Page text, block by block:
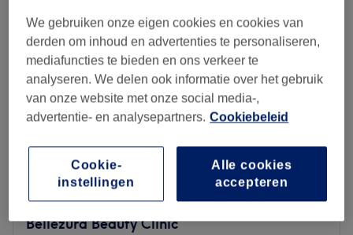
Woensdag
10:00–18:00
Donderdag
10:00–19:00
Vrijdag
10:00
Zaterdag
10:00–18:00
Zondag
Gesloten
Arnhem. Je kunt hier terecht voor veel diverse haar- en
schoonheidsbehandelingen. Je boekt hier net zo makkelijk
een anti aging en acne-gezichtsbehandeling als een
allerlei verschillende Laser haar tattoo en pigmenten
Bellezura Beauty Clinic
We gebruiken onze eigen cookies en cookies van
derden om inhoud en advertenties te personaliseren,
mediafuncties te bieden en ons verkeer te
analyseren. We delen ook informatie over het gebruik
van onze website met onze social media-,
advertentie- en analysepartners. Cookiebeleid
Alle cookies
accepteren
Cookie-
instellingen